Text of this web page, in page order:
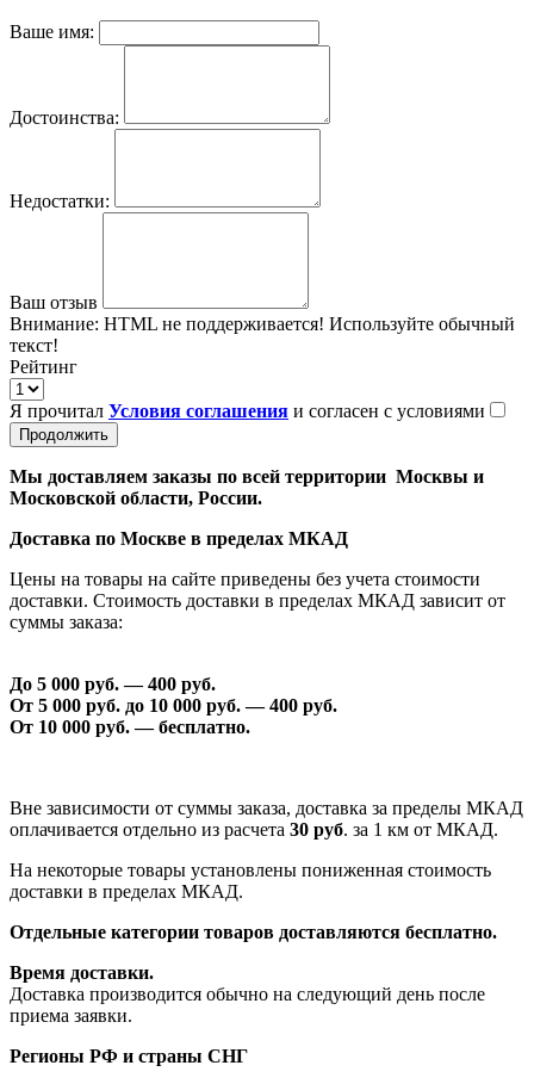
Ваше имя:
Достоинства:
Недостатки:
Ваш отзыв
Внимание: HTML не поддерживается! Используйте обычный
текст!
Рейтинг
Я прочитал Условия соглашения и согласен с условиями
Продолжить
Мы доставляем заказы по всей территории Москвы и
Московской области, России.
Доставка по Москве в пределах МКАД
Цены на товары на сайте приведены без учета стоимости
доставки. Стоимость доставки в пределах МКАД зависит от
суммы заказа:
До 5 000 руб. —400 руб.
От 5 000 руб. до 10 000 руб. —400 руб.
От 10 000 руб. — бесплатно.
Вне зависимости от суммы заказа, доставка за пределы МКАД
оплачивается отдельно из расчета 30 руб. за 1 км от МКАД.
На некоторые товары установлены пониженная стоимость
доставки в пределах МКАД.
Отдельные категории товаров доставляются бесплатно.
Время доставки.
Доставка производится обычно на следующий день после
приема заявки.
Регионы РФ и страны СНГ